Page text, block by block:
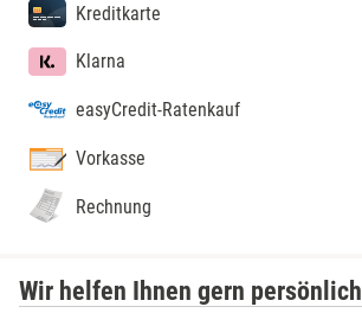
Kreditkarte
Klarna
easyCredit-Ratenkauf
Vorkasse
Rechnung
Wir helfen Ihnen gern persönlich